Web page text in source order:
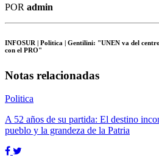
POR admin
INFOSUR | Politica | Gentilini: "UNEN va del
con el PRO"
Notas relacionadas
Politica
A 52 años de su partida: El destino
pueblo y la grandeza de la Patria